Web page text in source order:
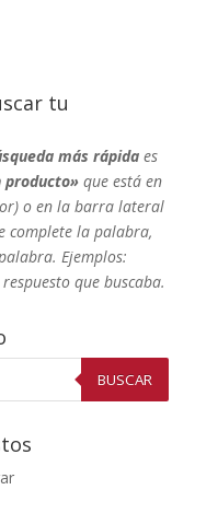
tu
más rápida es
producto»que está en
o en la barra lateral
complete la palabra,
Ejemplos:
que buscaba.
BUSCAR